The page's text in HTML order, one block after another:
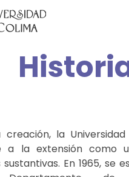
creación, la
a la extensión como
sustantivas. En 1965, se